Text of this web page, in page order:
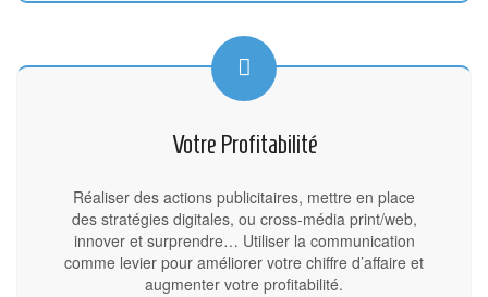
Votre Profitabilité
Réaliser des actions publicitaires, mettre en place
des stratégies digitales, ou cross-média print/web,
innover et surprendre… Utiliser la communication
comme levier pour améliorer votre chiffre d’affaire et
augmenter votre profitabilité.